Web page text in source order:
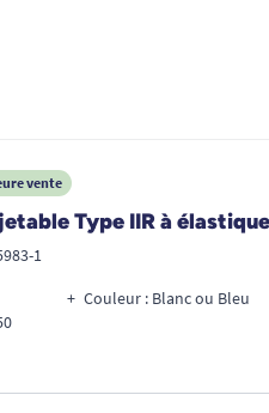
vente
Type IIR à
1
Couleur : Blanc ou Bleu